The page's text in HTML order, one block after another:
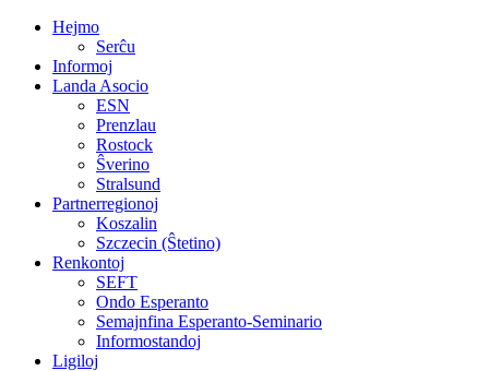
Hejmo
Serĉu
Informoj
Landa Asocio
ESN
Prenzlau
Rostock
Ŝverino
Stralsund
Partnerregionoj
Koszalin
Szczecin (Ŝtetino)
Renkontoj
SEFT
Ondo Esperanto
Semajnfina Esperanto-Seminario
Informostandoj
Ligiloj